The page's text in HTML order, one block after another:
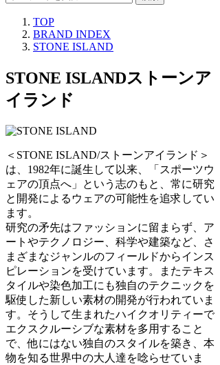
TOP
BRAND INDEX
STONE ISLAND
STONE ISLANDストーンア
イランド
＜STONE ISLAND/ストーンアイランド＞
は、1982年に誕生して以来、「スポーツウ
ェアの頂点へ」という志のもと、常に研究
と開発によるウェアの可能性を追求してい
ます。
研究の矛先はファッションに留まらず、ア
ートやテクノロジー、科学や建築など、さ
まざまなジャンルのフィールドからインス
ピレーションを受けています。またテキス
タイルや染色加工にも独自のテクニックを
駆使した新しい素材の開発が行われていま
す。そうして生まれたハイクオリティーで
エクスクルーシブな素材を多用すること
で、他にはない独自のスタイルを築き、本
物を知る世界中の大人達を唸らせていま